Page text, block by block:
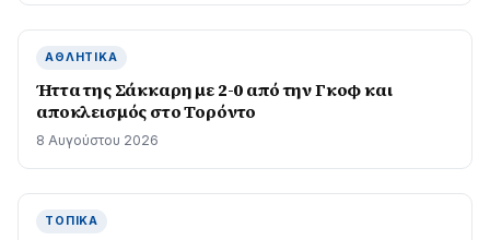
ΑΘΛΗΤΙΚΆ
Ήττα της Σάκκαρη με 2-0 από την Γκοφ και
αποκλεισμός στο Τορόντο
8 Αυγούστου 2026
ΤΟΠΙΚΆ